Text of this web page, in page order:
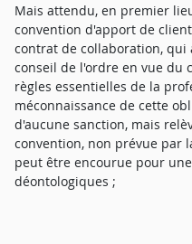
Mais attendu, en premier
convention d'apport de
contrat de collaboration,
conseil de l'ordre en vue du
règles essentielles de la
méconnaissance de cette
d'aucune sanction, mais
convention, non prévue par
peut être encourue pour
déontologiques ;